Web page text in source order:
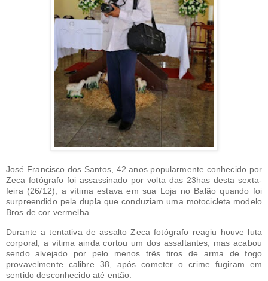
José Francisco dos Santos, 42 anos popularmente conhecido por
Zeca fotógrafo foi assassinado por volta das 23has desta sexta-
feira (26/12), a vítima estava em sua Loja no Balão quando foi
surpreendido pela dupla que conduziam uma motocicleta modelo
Bros de cor vermelha.
Durante a tentativa de assalto Zeca fotógrafo reagiu houve luta
corporal, a vítima ainda cortou um dos assaltantes, mas acabou
sendo alvejado por pelo menos três tiros de arma de fogo
provavelmente calibre 38, após cometer o crime fugiram em
sentido desconhecido até então.